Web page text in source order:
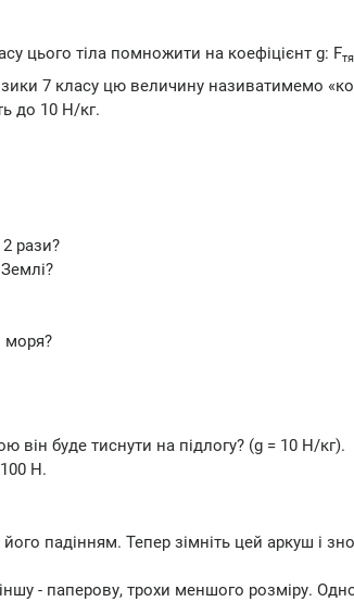
цього тіла помножити на коефіцієнт g: F
7 класу цю величину називатимемо
до 10 Н/кг.
рази?
моря?
буде тиснути на підлогу? (g = 10 Н/кг).
Н.
його падінням. Тепер зімніть цей аркуш і
- паперову, трохи меншого розміру.